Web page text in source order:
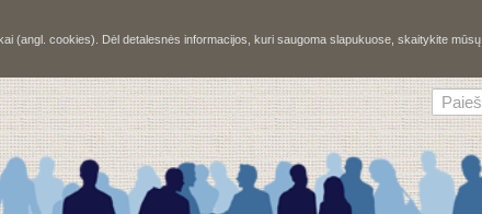
(angl. cookies). Dėl detalesnės informacijos, kuri saugoma slapukuose, skaitykite mūsų